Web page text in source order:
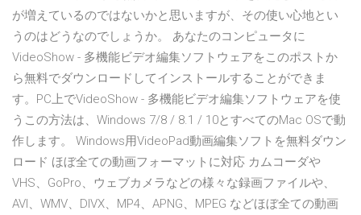
が増えているのではないかと思いますが、その使い心地とい
うのはどうなのでしょうか。 あなたのコンピュータに
VideoShow - 多機能ビデオ編集ソフトウェアをこのポストか
ら無料でダウンロードしてインストールすることができま
す。PC上でVideoShow - 多機能ビデオ編集ソフトウェアを使
うこの方法は、Windows 7/8 / 8.1 / 10とすべてのMac OSで動
作します。 Windows用VideoPad動画編集ソフトを無料ダウン
ロード ほぼ全ての動画フォーマットに対応 カムコーダや
VHS、GoPro、ウェブカメラなどの様々な録画ファイルや、
AVI、WMV、DIVX、MP4、APNG、MPEG などほぼ全ての動画